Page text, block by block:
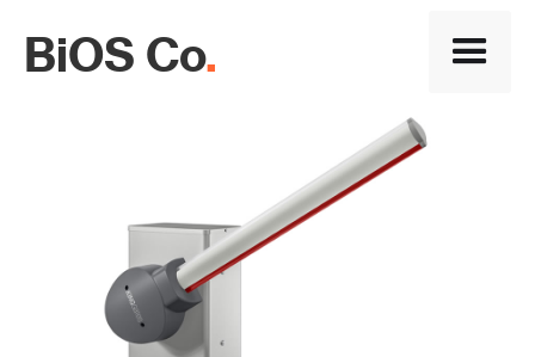
BiOS Co.